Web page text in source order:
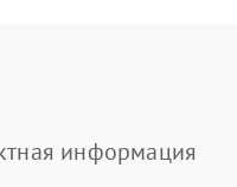
информация